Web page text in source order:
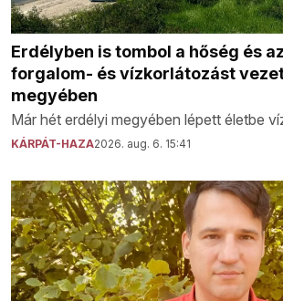
Erdélyben is tombol a hőség és
forgalom- és vízkorlátozást
megyében
Már hét erdélyi megyében lépett életbe
KÁRPÁT-HAZA2026. aug. 6. 15:41